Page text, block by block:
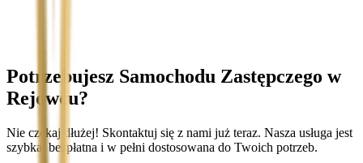
Potrzebujesz Samochodu Zastępczego w
Rejowcu?
Nie czekaj dłużej! Skontaktuj się z nami już teraz. Nasza usługa jest
szybka, bezpłatna i w pełni dostosowana do Twoich potrzeb.